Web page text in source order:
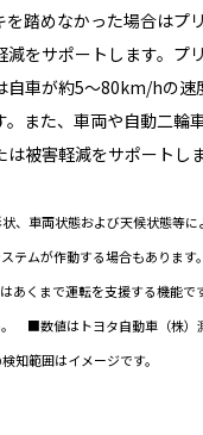
を踏めなかった場合はプ
減をサポートします。プ
自車が約5〜80km/hの
。また、車両や自動二
被害軽減をサポートしま
、車両状態および天候状態等
ステムが作動する場合もありま
あくまで運転を支援する機能
。 ■数値はトヨタ自動車（
知範囲はイメージです。